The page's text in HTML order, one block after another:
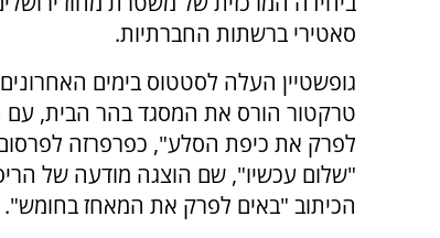
סאטירי ברשתות החברתיות.
גופשטיין העלה לסטטוס בימים
טרקטור הורס את המסגד בהר הבית, עם
לפרק את כיפת הסלע", כפרפרזה
"שלום עכשיו", שם הוצגה מודעה של
הכיתוב "באים לפרק את המאחז בחומש".